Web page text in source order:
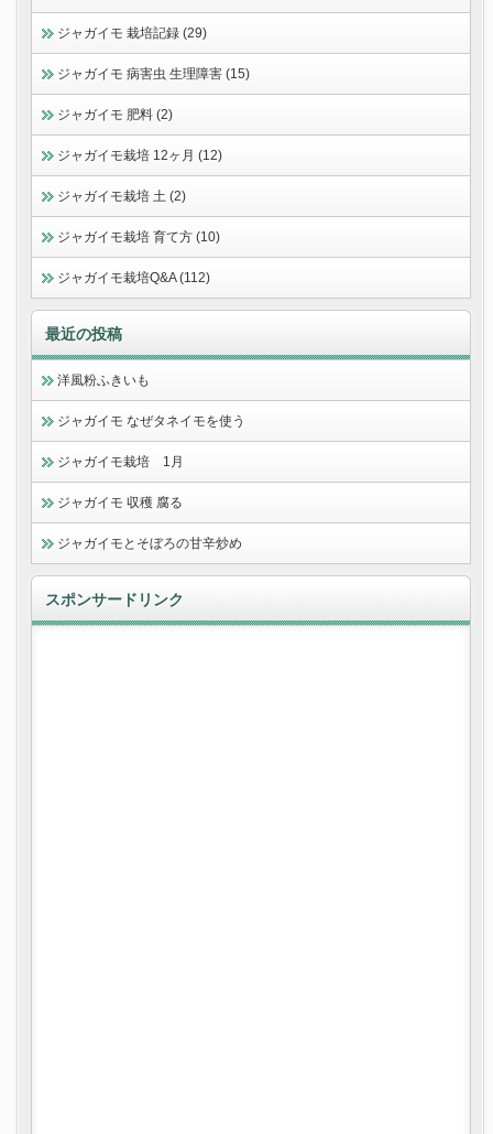
ジャガイモ 栽培記録 (29)
ジャガイモ 病害虫 生理障害 (15)
ジャガイモ 肥料 (2)
ジャガイモ栽培 12ヶ月 (12)
ジャガイモ栽培 土 (2)
ジャガイモ栽培 育て方 (10)
ジャガイモ栽培Q&A (112)
最近の投稿
洋風粉ふきいも
ジャガイモ なぜタネイモを使う
ジャガイモ栽培 1月
ジャガイモ 収穫 腐る
ジャガイモとそぼろの甘辛炒め
スポンサードリンク